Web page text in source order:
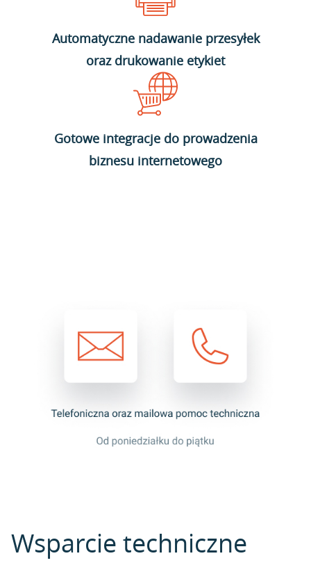
Automatyczne nadawanie przesyłek
oraz drukowanie etykiet
Gotowe integracje do prowadzenia
biznesu internetowego
Wsparcie techniczne